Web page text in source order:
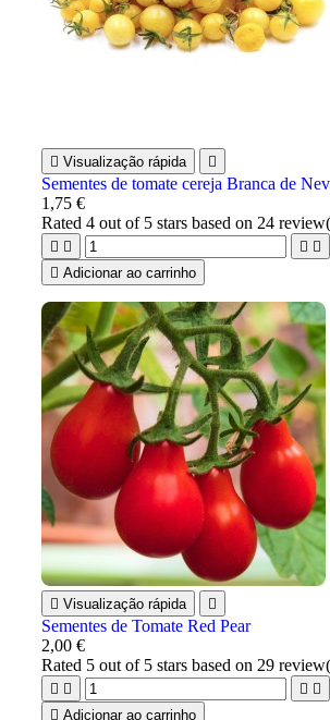
 Visualização rápida 
Sementes de tomate cereja Branca de
1,75 €
Rated4 out of 5 stars based on 24
   
 Adicionar ao carrinho
 Visualização rápida 
Sementes de Tomate Red Pear
2,00 €
Rated 5 out of 5 stars based on 29
   
 Adicionar ao carrinho